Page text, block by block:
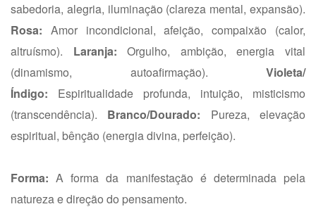
sabedoria, alegria, iluminação (clareza mental, expansão).
Rosa: Amor incondicional, afeição, compaixão (calor,
altruísmo).
Laranja: Orgulho, ambição, energia vital
(dinamismo, autoafirmação).
Violeta/
Índigo: Espiritualidade profunda, intuição, misticismo
(transcendência).
Branco/Dourado: Pureza, elevação
espiritual, bênção (energia divina, perfeição).
Forma: A forma da manifestação é determinada pela
natureza e direção do pensamento.